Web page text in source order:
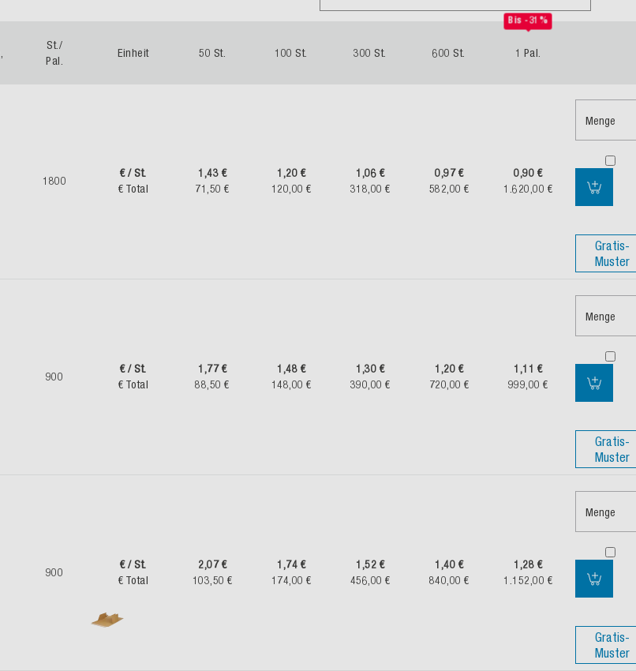
St./
Pal.
Einheit 50 St. 100 St. 300 St. 600 St.
Bis -31%
1 Pal.
1800
€ / St.
€ Total
1,43 €
71,50 €
1,20 €
120,00 €
1,06 €
318,00 €
0,97 €
582,00 €
0,90 €
1.620,00 €
Menge
Gratis-
Muster
900
€ / St.
€ Total
1,77 €
88,50 €
1,48 €
148,00 €
1,30 €
390,00 €
1,20 €
720,00 €
1,11 €
999,00 €
Menge
Gratis-
Muster
900
€ / St.
€ Total
2,07 €
103,50 €
1,74 €
174,00 €
1,52 €
456,00 €
1,40 €
840,00 €
1,28 €
1.152,00 €
Menge
Gratis-
Muster